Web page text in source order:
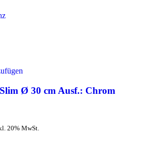
Ø 30 cm Ausf.: Chrom
20% MwSt.